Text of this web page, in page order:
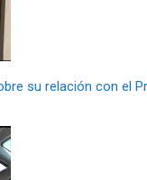
su relación con el